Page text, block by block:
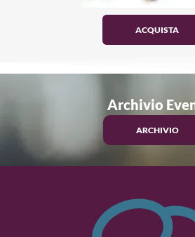
ACQUISTA
Archivio
ARCHIVIO